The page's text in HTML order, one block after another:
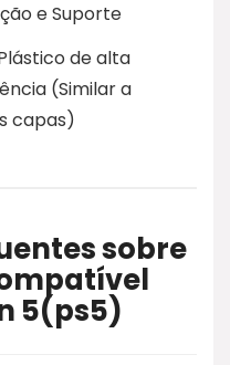
e Suporte
de alta
(Similar a
capas)
sobre
5(ps5)